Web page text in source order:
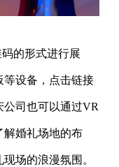
的形式进行展
等设备，点击链接
公司也可以通过VR
解婚礼场地的布
场的浪漫氛围。